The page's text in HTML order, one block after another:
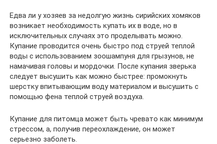
Едва ли у хозяев за недолгую жизнь сирийских хомяков
возникает необходимость купать их в воде, но в
исключительных случаях это проделывать можно.
Купание проводится очень быстро под струей теплой
воды с использованием зоошампуня для грызунов, не
намачивая головы и мордочки. После купания зверька
следует высушить как можно быстрее: промокнуть
шерстку впитывающим воду материалом и высушить с
помощью фена теплой струей воздуха.
Купание для питомца может быть чревато как минимум
стрессом, а, получив переохлаждение, он может
серьезно заболеть.